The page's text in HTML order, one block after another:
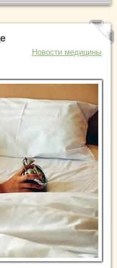
Новости медицины